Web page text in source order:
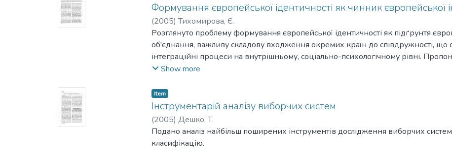
Формування європейської ідентичності як чинник європейської
(2005)Тихомирова, Є.
Розглянуто проблему формування європейської ідентичності як підґрунтя
об'єднання, важливу складову входження окремих країн до співдружності, що
інтеграційні процеси на внутрішньому, соціально-психологічному рівні.
PR-забезпечення формування європейської ідентичності.
Show more
Item
Інструментарій аналізу виборчих систем
(2005) Дешко, Т.
Подано аналіз найбільш поширених інструментів дослідження виборчих
класифікацію.